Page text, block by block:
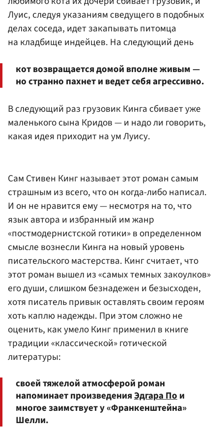
Луис, следуя указаниям сведущего в подобных
делах соседа, идет закапывать питомца
на кладбище индейцев. На следующий день
кот возвращается домой вполне живым —
но странно пахнет и ведет себя агрессивно.
В следующий раз грузовик Кинга сбивает уже
маленького сына Кридов — и надо ли говорить,
какая идея приходит на ум Луису.
Сам Стивен Кинг называет этот роман самым
страшным из всего, что он когда-либо написал.
И он не нравится ему — несмотря на то, что
язык автора и избранный им жанр
«постмодернистской готики» в определенном
смысле вознесли Кинга на новый уровень
писательского мастерства. Кинг считает, что
этот роман вышел из «самых темных закоулков»
его души, слишком безнадежен и безысходен,
хотя писатель привык оставлять своим героям
хоть каплю надежды. При этом сложно не
оценить, как умело Кинг применил в книге
традиции «классической» готической
литературы:
своей тяжелой атмосферой роман
напоминает произведенияЭдгара Пои
многое заимствует у «Франкенштейна»
Шелли.